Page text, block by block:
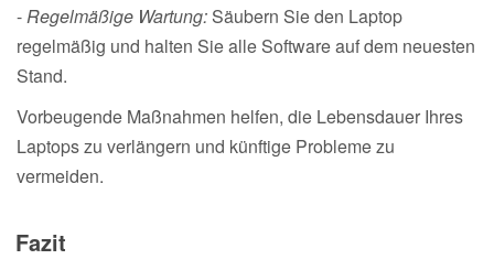
- Regelmäßige Wartung: Säubern Sie den Laptop
regelmäßig und halten Sie alle Software auf dem neuesten
Stand.
Vorbeugende Maßnahmen helfen, die Lebensdauer Ihres
Laptops zu verlängern und künftige Probleme zu
vermeiden.
Fazit